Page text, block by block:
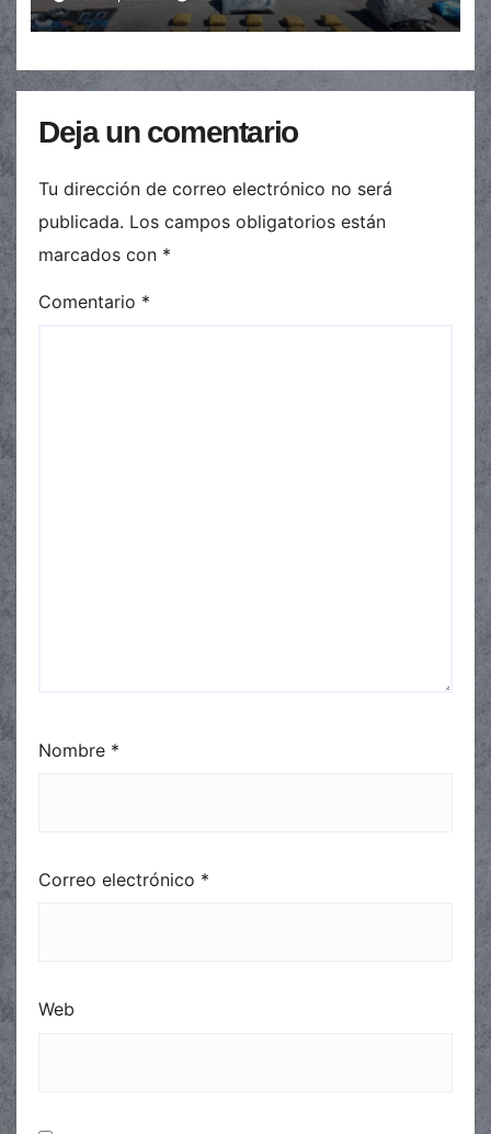
Deja un comentario
Tu dirección de correo electrónico no será
publicada. Los campos obligatorios están
marcados con *
Comentario *
Nombre *
Correo electrónico *
Web